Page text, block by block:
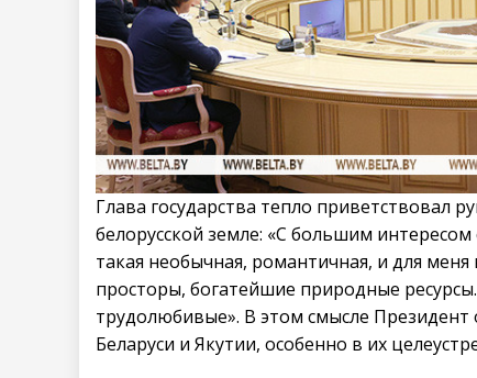
Глава государства тепло приветствовал
белорусской земле: «С большим
такая необычная, романтичная, и для
просторы, богатейшие природные
трудолюбивые». В этом смысле
Беларуси и Якутии, особенно в их